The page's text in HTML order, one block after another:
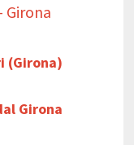
Girona
(Girona)
Girona